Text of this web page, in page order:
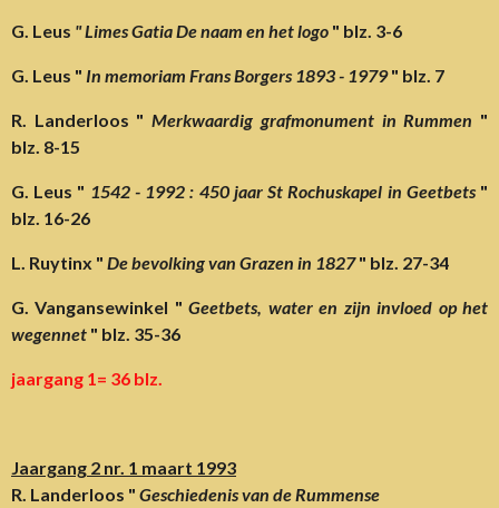
G. Leus " Limes Gatia De naam en het logo " blz. 3-6
G. Leus " In memoriam Frans Borgers 1893 - 1979" blz. 7
R. Landerloos "Merkwaardig grafmonument in Rummen "
blz. 8-15
G. Leus " 1542 - 1992 : 450 jaar St Rochuskapel in Geetbets"
blz. 16-26
L. Ruytinx " De bevolking van Grazen in 1827" blz. 27-34
G. Vangansewinkel "Geetbets, water en zijn invloed op het
wegennet " blz. 35-36
jaargang 1= 36 blz.
Jaargang 2 nr. 1 maart 1993
R. Landerloos " Geschiedenis van de Rummense